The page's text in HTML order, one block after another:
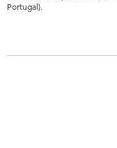
Portugal).